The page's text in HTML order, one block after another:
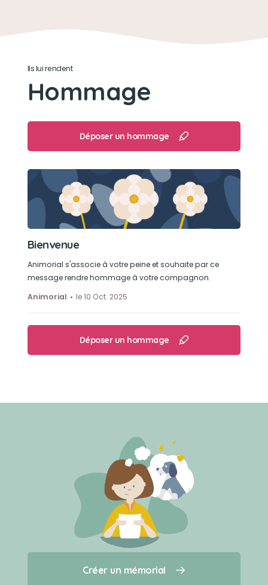
Créer un mémorial
Qui sommes-nous ?
Son jouet préféré
Ils lui rendent
Hommage
Déposer un hommage
Bienvenue
Animorial s'associe à votre peine et souhaite par ce
message rendre hommage à votre compagnon.
Animorial
le 10 Oct. 2025
Déposer un hommage
Créer un mémorial